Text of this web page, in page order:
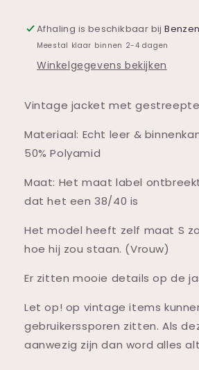
Afhaling is beschikbaar bij
Meestal klaar binnen 2-4 dagen
Winkelgegevens bekijken
Vintage jacket met
Materiaal: Echt leer &
50% Polyamid
Maat: Het maat label
dat het een 38/40 is
Het model heeft zelf maat S
hoe hij zou staan. (Vrouw)
Er zitten mooie details op de
Let op! op vintage items
gebruikerssporen zitten. Als
aanwezig zijn dan word alles